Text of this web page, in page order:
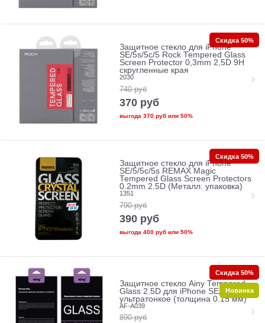
Защитное стекло для iPhone
SE/5s/5с/5 Rock Tempered Glass
Screen Protector 0,3mm 2,5D 9H
скругленные края
2030
740 руб
370 руб
выгода 370 рубили 50%
Скидка 50%
Защитное стекло для iPhone
SE/5/5c/5s REMAX Magic
Tempered Glass Screen Protectors
0.2mm 2.5D (Металл. упаковка)
1351
790 руб
390 руб
выгода 400 рубили 50%
Скидка 50%
Защитное стекло Ainy Tempered
Glass 2.5D для iPhone SE/5/5c/5s
ультратонкое (толщина 0.15 мм)
AF-A039
890 руб
Скидка 50%
Новинка